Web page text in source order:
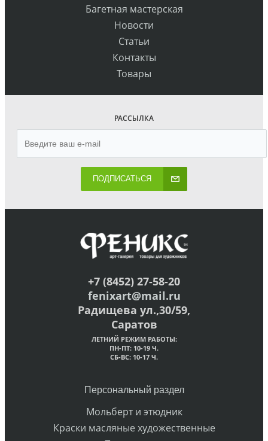
Багетная мастерская
Новости
Статьи
Контакты
Товары
РАССЫЛКА
ПОДПИСАТЬСЯ
+7 (8452) 27-58-20
fenixart@mail.ru
Радищева ул.,30/59,
Саратов
ЛЕТНИЙ РЕЖИМ РАБОТЫ:
ПН-ПТ: 10-19 Ч.
СБ-ВС: 10-17 Ч.
Персональный раздел
Мольберт и этюдник
Краски масляные художественные